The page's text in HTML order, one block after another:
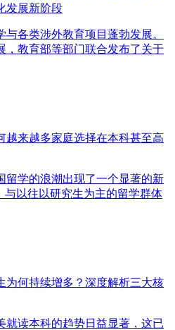
发展新阶段
各类涉外教育项目蓬勃发展。
，教育部等部门联合发布了关于
越来越多家庭选择在本科甚至高
留学的浪潮出现了一个显著的新
与以往以研究生为主的留学群体
为何持续增多？深度解析三大核
就读本科的趋势日益显著，这已